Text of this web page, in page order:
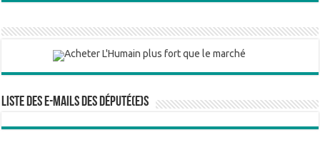
Liste des e-mails des député(e)s